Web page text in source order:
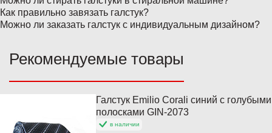
Как правильно завязать галстук?
Можно ли заказать галстук с индивидуальным дизайном?
Рекомендуемые товары
Галстук Emilio Corali синий с голубыми
полосками GIN-2073
в наличии